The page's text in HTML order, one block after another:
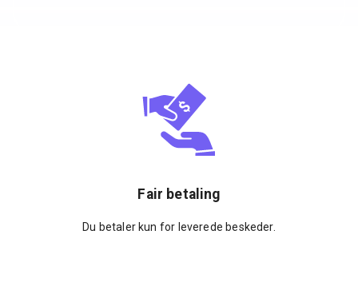
Fair betaling
Du betaler kun for leverede beskeder.